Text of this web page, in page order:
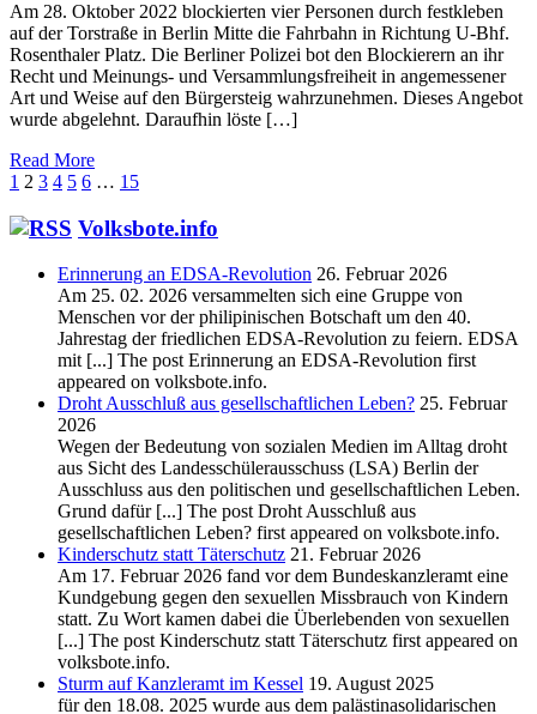
Am 28. Oktober 2022 blockierten vier Personen durch festkleben
auf der Torstraße in Berlin Mitte die Fahrbahn in Richtung U-Bhf.
Rosenthaler Platz. Die Berliner Polizei bot den Blockierern an ihr
Recht und Meinungs- und Versammlungsfreiheit in angemessener
Art und Weise auf den Bürgersteig wahrzunehmen. Dieses Angebot
wurde abgelehnt. Daraufhin löste […]
Read More
Beitragsnavigation
1 2 3 4 5 6 … 15
Volksbote.info
Erinnerung an EDSA-Revolution 26. Februar 2026
Am 25. 02. 2026 versammelten sich eine Gruppe von
Menschen vor der philipinischen Botschaft um den 40.
Jahrestag der friedlichen EDSA-Revolution zu feiern. EDSA
mit [...] The post Erinnerung an EDSA-Revolution first
appeared on volksbote.info.
Droht Ausschluß aus gesellschaftlichen Leben? 25. Februar
2026
Wegen der Bedeutung von sozialen Medien im Alltag droht
aus Sicht des Landesschülerausschuss (LSA) Berlin der
Ausschluss aus den politischen und gesellschaftlichen Leben.
Grund dafür [...] The post Droht Ausschluß aus
gesellschaftlichen Leben? first appeared on volksbote.info.
Kinderschutz statt Täterschutz 21. Februar 2026
Am 17. Februar 2026 fand vor dem Bundeskanzleramt eine
Kundgebung gegen den sexuellen Missbrauch von Kindern
statt. Zu Wort kamen dabei die Überlebenden von sexuellen
[...] The post Kinderschutz statt Täterschutz first appeared on
volksbote.info.
Sturm auf Kanzleramt im Kessel 19. August 2025
für den 18.08. 2025 wurde aus dem palästinasolidarischen